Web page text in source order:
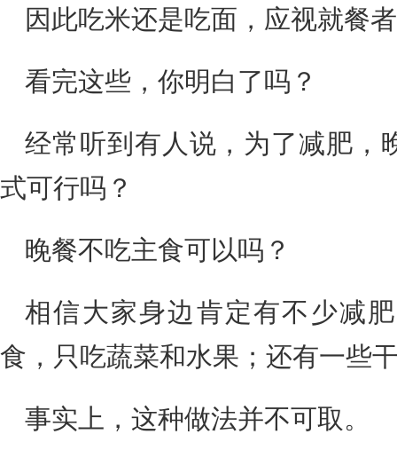
因此吃米还是吃面，应视就餐
看完这些，你明白了吗？
经常听到有人说，为了减肥，
式可行吗？
晚餐不吃主食可以吗？
相信大家身边肯定有不少减
食，只吃蔬菜和水果；还有一些
事实上，这种做法并不可取。